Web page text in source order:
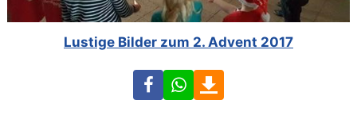
Lustige Bilder zum 2. Advent 2017
FacebookWhatsApp